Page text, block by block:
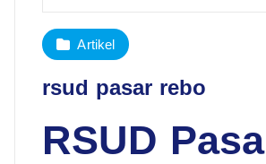
Artikel
rsud pasar rebo
RSUD